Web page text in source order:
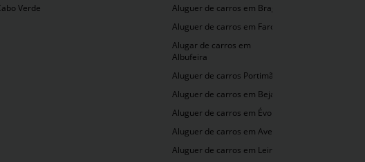
Verde
Aluguer de carros em Braga
Aluguer de carros em Faro
Alugar de carros em
Albufeira
Aluguer de carros Portimão
Aluguer de carros em Beja
Aluguer de carros em Évora
Aluguer de carros em Aveiro
Aluguer de carros em Leiria